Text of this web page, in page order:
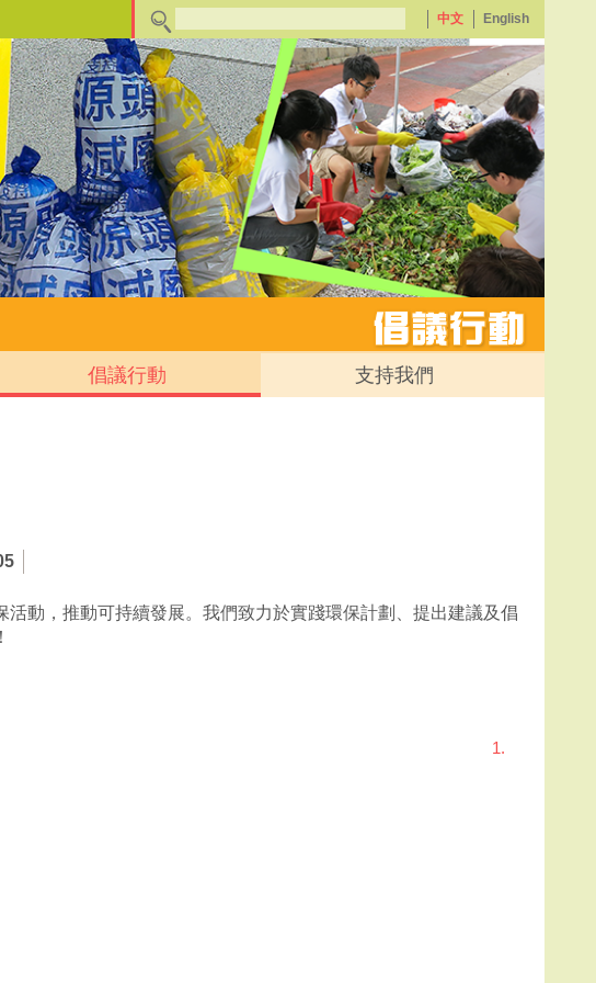
中文 English
倡議行動 支持我們
動，推動可持續發展。我們致力於實踐環保計劃、提出建議及倡
1.